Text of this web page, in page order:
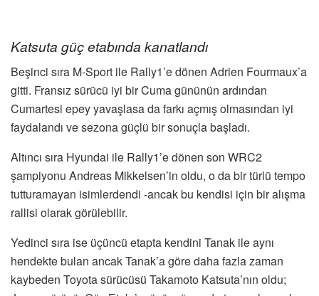
Katsuta güç etabında kanatlandı
Beşinci sıra M-Sport ile Rally1’e dönen Adrien Fourmaux’a
gitti. Fransız sürücü iyi bir Cuma gününün ardından
Cumartesi epey yavaşlasa da farkı açmış olmasından iyi
faydalandı ve sezona güçlü bir sonuçla başladı.
Altıncı sıra Hyundai ile Rally1’e dönen son WRC2
şampiyonu Andreas Mikkelsen’in oldu, o da bir türlü tempo
tutturamayan isimlerdendi -ancak bu kendisi için bir alışma
rallisi olarak görülebilir.
Yedinci sıra ise üçüncü etapta kendini Tanak ile aynı
hendekte bulan ancak Tanak’a göre daha fazla zaman
kaybeden Toyota sürücüsü Takamoto Katsuta’nın oldu;